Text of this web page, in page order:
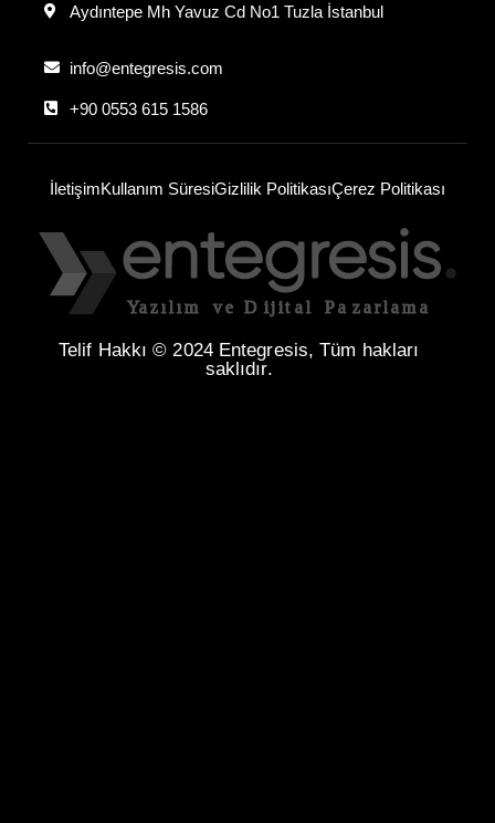
Aydıntepe Mh Yavuz Cd No1 Tuzla İstanbul
info@entegresis.com
+90 0553 615 1586
İletişimKullanım SüresiGizlilik PolitikasıÇerez Politikası
Telif Hakkı © 2024 Entegresis, Tüm hakları
saklıdır.